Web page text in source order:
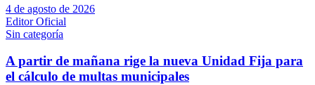
4 de agosto de 2026
Editor Oficial
Sin categoría
A partir de mañana rige la nueva Unidad Fija para
el cálculo de multas municipales